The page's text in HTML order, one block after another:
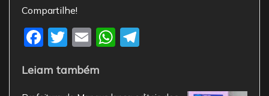
Compartilhe!
F
c
T
itt
E
ai
W
Leiam também